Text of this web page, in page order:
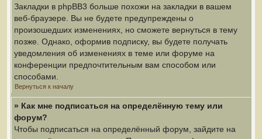
Закладки в phpBB3 больше похожи на закладки в вашем
веб-браузере. Вы не будете предупреждены о
произошедших изменениях, но сможете вернуться в тему
позже. Однако, оформив подписку, вы будете получать
уведомления об изменениях в теме или форуме на
конференции предпочтительным вам способом или
способами.
Вернуться к началу
» Как мне подписаться на определённую тему или
форум?
Чтобы подписаться на определённый форум, зайдите на